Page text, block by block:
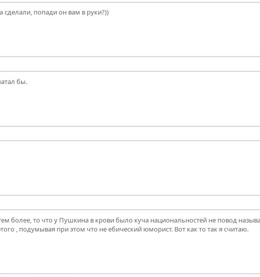
попади он вам в руки?))
бы.
более, то что у Пушкина в крови было куча национальностей не повод
, подумывая при этом что не ебический юморист. Вот как то так я считаю.